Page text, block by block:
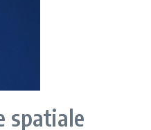
spatiale